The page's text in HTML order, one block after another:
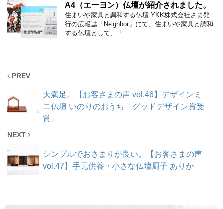
A4（エーヨン）仏壇が紹介されました。
住まいや家具と調和する仏壇 YKK株式会社さま発
行の広報誌「Neighbor」にて、住まいや家具と調和
する仏壇として、「 ...
PREV
大満足。【お客さまの声 vol.46】デザインミ
ニ仏壇 いのりのおうち「グッドデザイン賞受
賞」
NEXT
シンプルでおさまりが良い。【お客さまの声
vol.47】手元供養・小さな仏壇厨子 ありか